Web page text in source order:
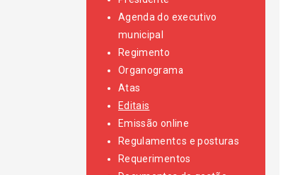
Agenda do executivo
municipal
Regimento
Organograma
Atas
Editais
Emissão online
Regulamentos e posturas
Requerimentos